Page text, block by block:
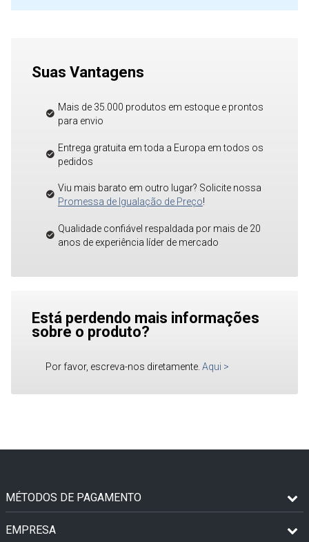
Suas Vantagens
Mais de 35.000 produtos em estoque e prontos
para envio
Entrega gratuita em toda a Europa em todos os
pedidos
Viu mais barato em outro lugar? Solicite nossa
Promessa de Igualação de Preço!
Qualidade confiável respaldada por mais de 20
anos de experiência líder de mercado
Está perdendo mais informações
sobre o produto?
Por favor, escreva-nos diretamente. Aqui >
MÉTODOS DE PAGAMENTO
EMPRESA